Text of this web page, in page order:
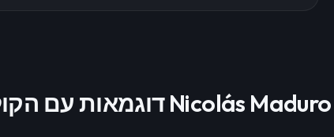
דוגמאות עם הקול של Nicolás Maduro